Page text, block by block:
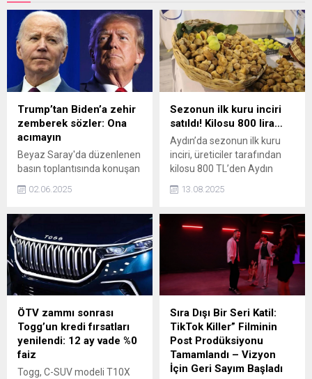
Trump’tan Biden’a zehir
zemberek sözler: Ona
acımayın
Beyaz Saray'da düzenlenen
basın toplantısında konuşan
eden Biden'a yönelik, "Zeki
acımamak gerekir." dedi.
Trump ayrıca, Biden'ın
hastalığının kamuoyundan
saklandığını öne sürdü.
02.06.2025
Sezonun ilk kuru inciri
satıldı! Kilosu 800 lira…
Aydın’da sezonun ilk kuru
inciri, üreticiler tarafından
kilosu 800 TL’den Aydın
edildi.
13.08.2025
ÖTV zammı sonrası
Togg’un kredi fırsatları
yenilendi: 12 ay vade %0
faiz
Togg, C-SUV modeli T10X
Sıra Dışı Bir Seri Katil:
TikTok Killer” Filminin
Post Prodüksiyonu
Tamamlandı – Vizyon
İçin Geri Sayım Başladı